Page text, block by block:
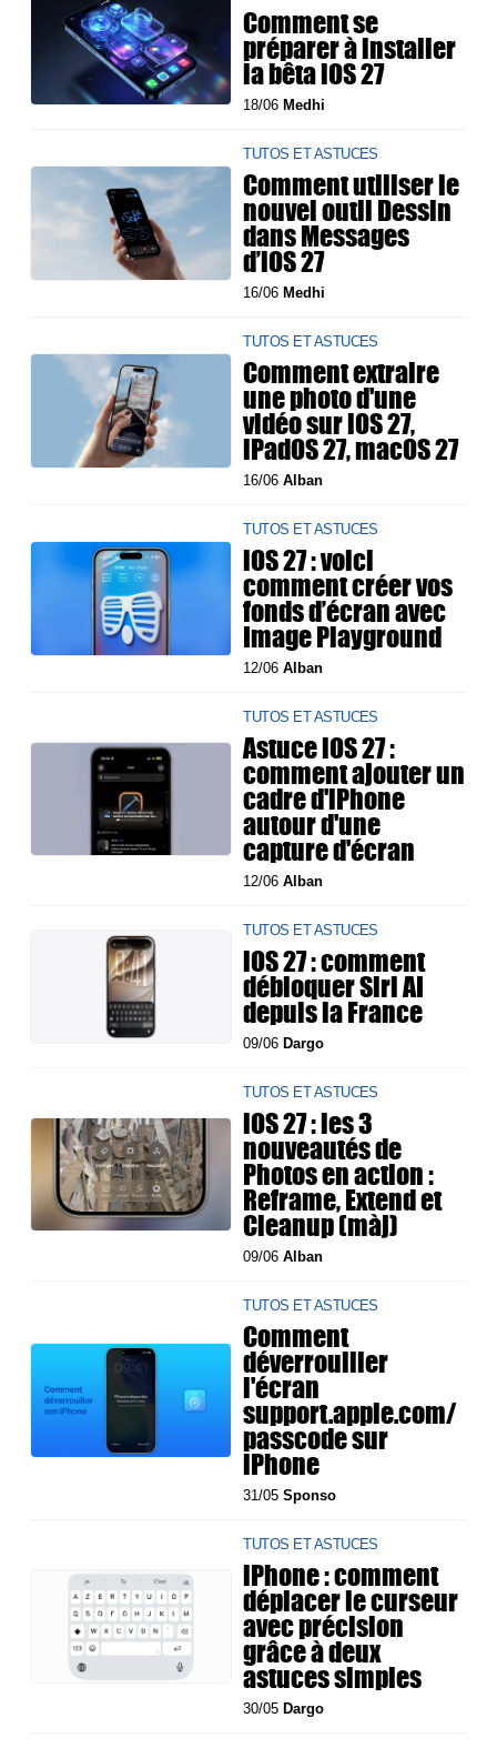
Comment se
préparer à installer
la bêta iOS 27
18/06 Medhi
TUTOS ET ASTUCES
Comment utiliser le
nouvel outil Dessin
dans Messages
d’iOS 27
16/06 Medhi
TUTOS ET ASTUCES
Comment extraire
une photo d'une
vidéo sur iOS 27,
iPadOS 27, macOS 27
16/06Alban
TUTOS ET ASTUCES
iOS 27 : voici
comment créer vos
fonds d’écran avec
Image Playground
12/06Alban
TUTOS ET ASTUCES
Astuce iOS 27 :
comment ajouter un
cadre d'iPhone
autour d'une
capture d'écran
12/06Alban
TUTOS ET ASTUCES
iOS 27 : comment
débloquer Siri AI
depuis la France
09/06 Dargo
TUTOS ET ASTUCES
iOS 27 : les 3
nouveautés de
Photos en action :
Reframe, Extend et
Cleanup (màj)
09/06Alban
TUTOS ET ASTUCES
Comment
déverrouiller
l'écran
support.apple.com/
passcode sur
iPhone
31/05Sponso
TUTOS ET ASTUCES
iPhone : comment
déplacer le curseur
avec précision
grâce à deux
astuces simples
30/05 Dargo